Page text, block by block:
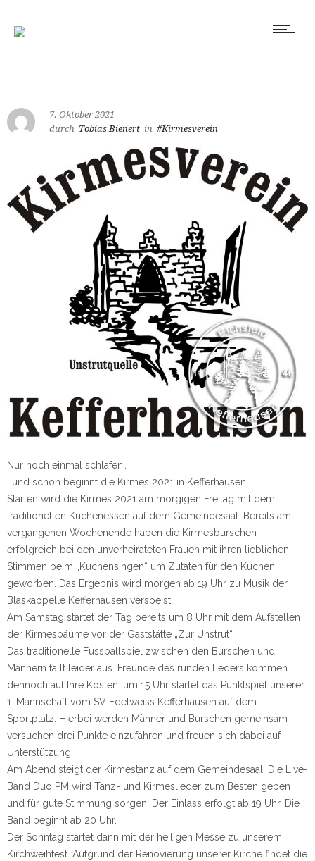
7. Oktober 2021
durch Tobias Bienert in #Kirmesverein
Nur noch einmal schlafen…
…und schon beginnt die Kirmes 2021 in Kefferhausen.
Starten wird die Kirmes 2021 am morgigen Freitag mit dem
traditionellen Kuchenessen auf dem Gemeindesaal. Bereits am
vergangenen Wochenende haben die Kirmesburschen
erfolgreich bei den unverheirateten Frauen mit ihren lieblichen
Stimmen beim „Kuchensingen“ um Zutaten für den Kuchen
geworben. Das Ergebnis wird morgen ab 19 Uhr zu Musik der
Blaskappelle Kefferhausen verspeist.
Am Samstag startet der Tag bereits um 8 Uhr mit dem Aufstellen
der Kirmesbäume vor der Gaststätte „Zur Unstrut“.
Das traditionelle Fussballspiel zwischen den Burschen und
Männern fällt leider aus. Freunde des runden Leders kommen
dennoch auf Ihre Kosten: um 15 Uhr startet das Punktspiel unserer
1. Mannschaft vom SV Edelweiss Kefferhausen auf dem
Sportplatz. Hierbei werden Männer und Burschen gemeinsam
versuchen drei Punkte einzufahren und freuen sich dabei auf
Unterstützung.
Am Abend steigt der Kirmestanz auf dem Gemeindesaal. Die Live-
Band Duo PM wird Tanz- und Kirmeslieder zum Besten geben
und für gute Stimmung sorgen. Der Einlass erfolgt ab 19 Uhr. Die
Band beginnt ab 20 Uhr.
Der Sonntag startet dann mit der heiligen Messe zu unserem
Kirchweihfest. Aufgrund der Renovierung unserer Kirche findet die